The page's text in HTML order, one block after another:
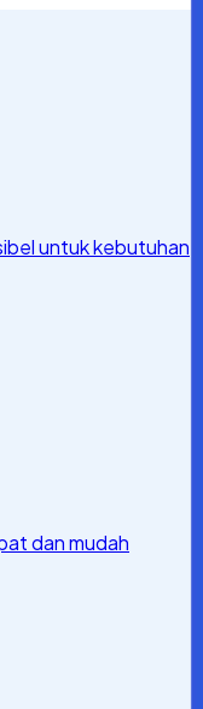
untuk kebutuhan
dan mudah